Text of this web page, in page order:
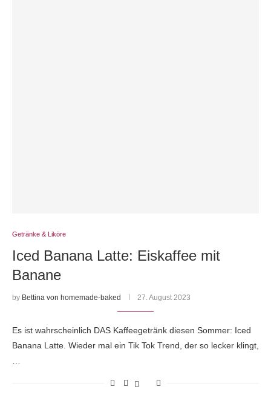
Getränke & Liköre
Iced Banana Latte: Eiskaffee mit
Banane
by Bettina von homemade-baked 27. August 2023
Es ist wahrscheinlich DAS Kaffeegetränk diesen Sommer: Iced
Banana Latte. Wieder mal ein Tik Tok Trend, der so lecker klingt,